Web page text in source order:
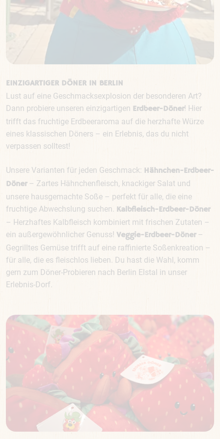
EINZIGARTIGER DÖNER IN BERLIN
Lust auf eine Geschmacksexplosion der besonderen Art?
Dann probiere unseren einzigartigen Erdbeer-Döner! Hier
trifft das fruchtige Erdbeeraroma auf die herzhafte Würze
eines klassischen Döners – ein Erlebnis, das du nicht
verpassen solltest!
Unsere Varianten für jeden Geschmack: Hähnchen-Erdbeer-
Döner– Zartes Hähnchenfleisch, knackiger Salat und
unsere hausgemachte Soße – perfekt für alle, die eine
fruchtige Abwechslung suchen. Kalbfleisch-Erdbeer-Döner
– Herzhaftes Kalbfleisch kombiniert mit frischen Zutaten –
ein außergewöhnlicher Genuss! Veggie-Erdbeer-Döner–
Gegrilltes Gemüse trifft auf eine raffinierte Soßenkreation –
für alle, die es fleischlos lieben. Du hast die Wahl, komm
gern zum Döner-Probieren nach Berlin Elstal in unser
Erlebnis-Dorf.